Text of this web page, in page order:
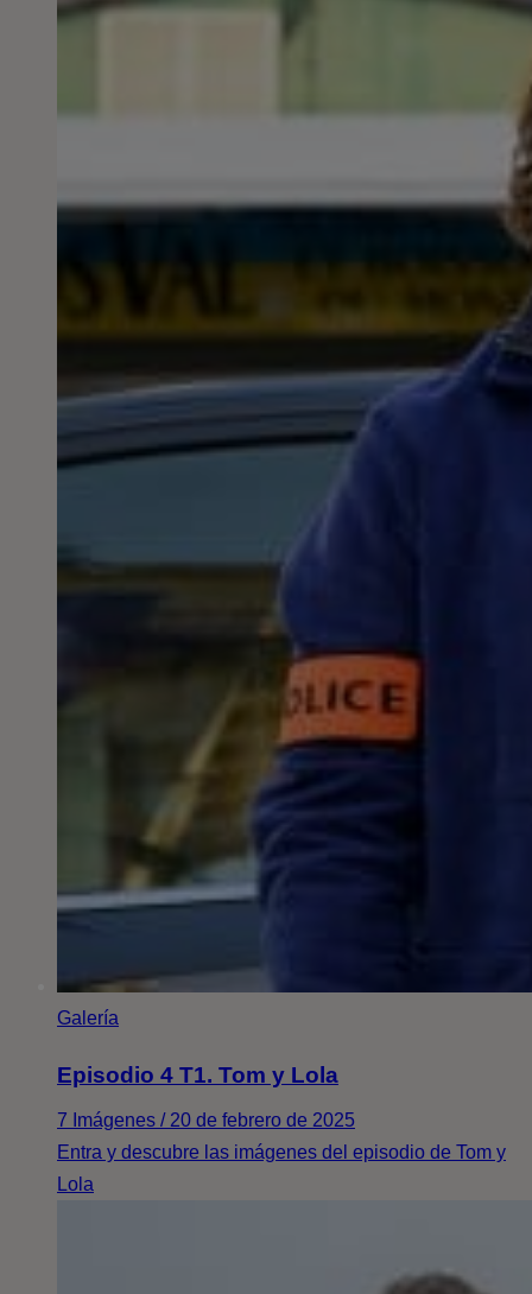
Galería
Episodio 4 T1. Tom y Lola
7 Imágenes / 20 de febrero de 2025
Entra y descubre las imágenes del episodio de Tom y
Lola